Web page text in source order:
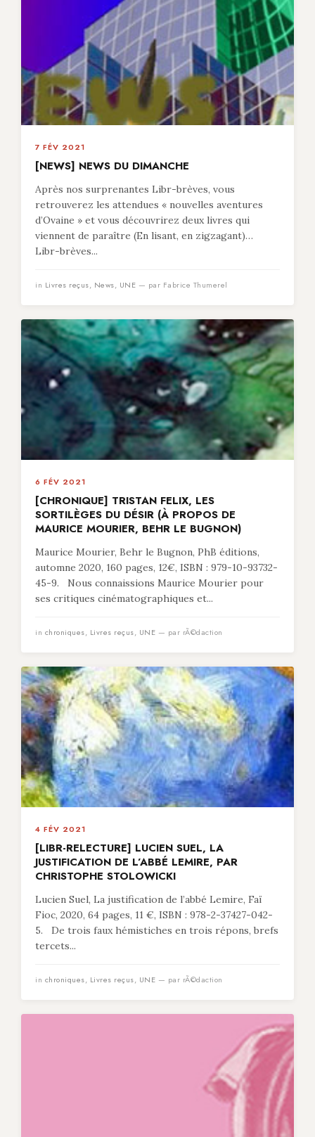
7 FÉV 2021
[NEWS] NEWS DU DIMANCHE
Après nos surprenantes Libr-brèves, vous
retrouverez les attendues « nouvelles aventures
d’Ovaine » et vous découvrirez deux livres qui
viennent de paraître (En lisant, en zigzagant)…
Libr-brèves...
in Livres reçus, News, UNE — par Fabrice Thumerel
6 FÉV 2021
[CHRONIQUE] TRISTAN FELIX, LES
SORTILÈGES DU DÉSIR (À PROPOS DE
MAURICE MOURIER, BEHR LE BUGNON)
Maurice Mourier, Behr le Bugnon, PhB éditions,
automne 2020, 160 pages, 12€, ISBN : 979-10-93732-
45-9. Nous connaissions Maurice Mourier pour
ses critiques cinématographiques et...
in chroniques, Livres reçus, UNE — par rÃ©daction
4 FÉV 2021
[LIBR-RELECTURE] LUCIEN SUEL, LA
JUSTIFICATION DE L’ABBÉ LEMIRE, PAR
CHRISTOPHE STOLOWICKI
Lucien Suel, La justification de l’abbé Lemire, Faï
Fioc, 2020, 64 pages, 11 €, ISBN : 978-2-37427-042-
5. De trois faux hémistiches en trois répons, brefs
tercets...
in chroniques, Livres reçus, UNE — par rÃ©daction